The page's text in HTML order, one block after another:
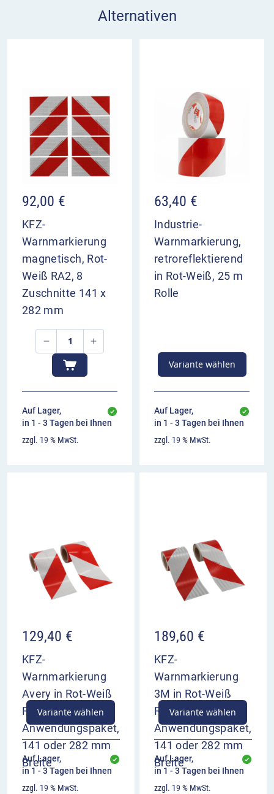
Alternativen
92,00 €
KFZ-
Warnmarkierung
magnetisch, Rot-
Weiß RA2, 8
Zuschnitte 141 x
282 mm
Auf Lager,
in 1 - 3 Tagen bei Ihnen
zzgl. 19 % MwSt.
63,40 €
Industrie-
Warnmarkierung,
retroreflektierend
in Rot-Weiß, 25 m
Rolle
Variante wählen
Auf Lager,
in 1 - 3 Tagen bei Ihnen
zzgl. 19 % MwSt.
129,40 €
KFZ-
Warnmarkierung
Avery in Rot-Weiß
RA2/C als
Anwendungspaket,
141 oder 282 mm
Breite
Variante wählen
Auf Lager,
in 1 - 3 Tagen bei Ihnen
zzgl. 19 % MwSt.
189,60 €
KFZ-
Warnmarkierung
3M in Rot-Weiß
RA2/C als
Anwendungspaket,
141 oder 282 mm
Breite
Variante wählen
Auf Lager,
in 1 - 3 Tagen bei Ihnen
zzgl. 19 % MwSt.